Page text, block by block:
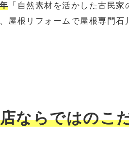
「自然素材を活かした古民
屋根リフォームで屋根専門石
ならではのこ